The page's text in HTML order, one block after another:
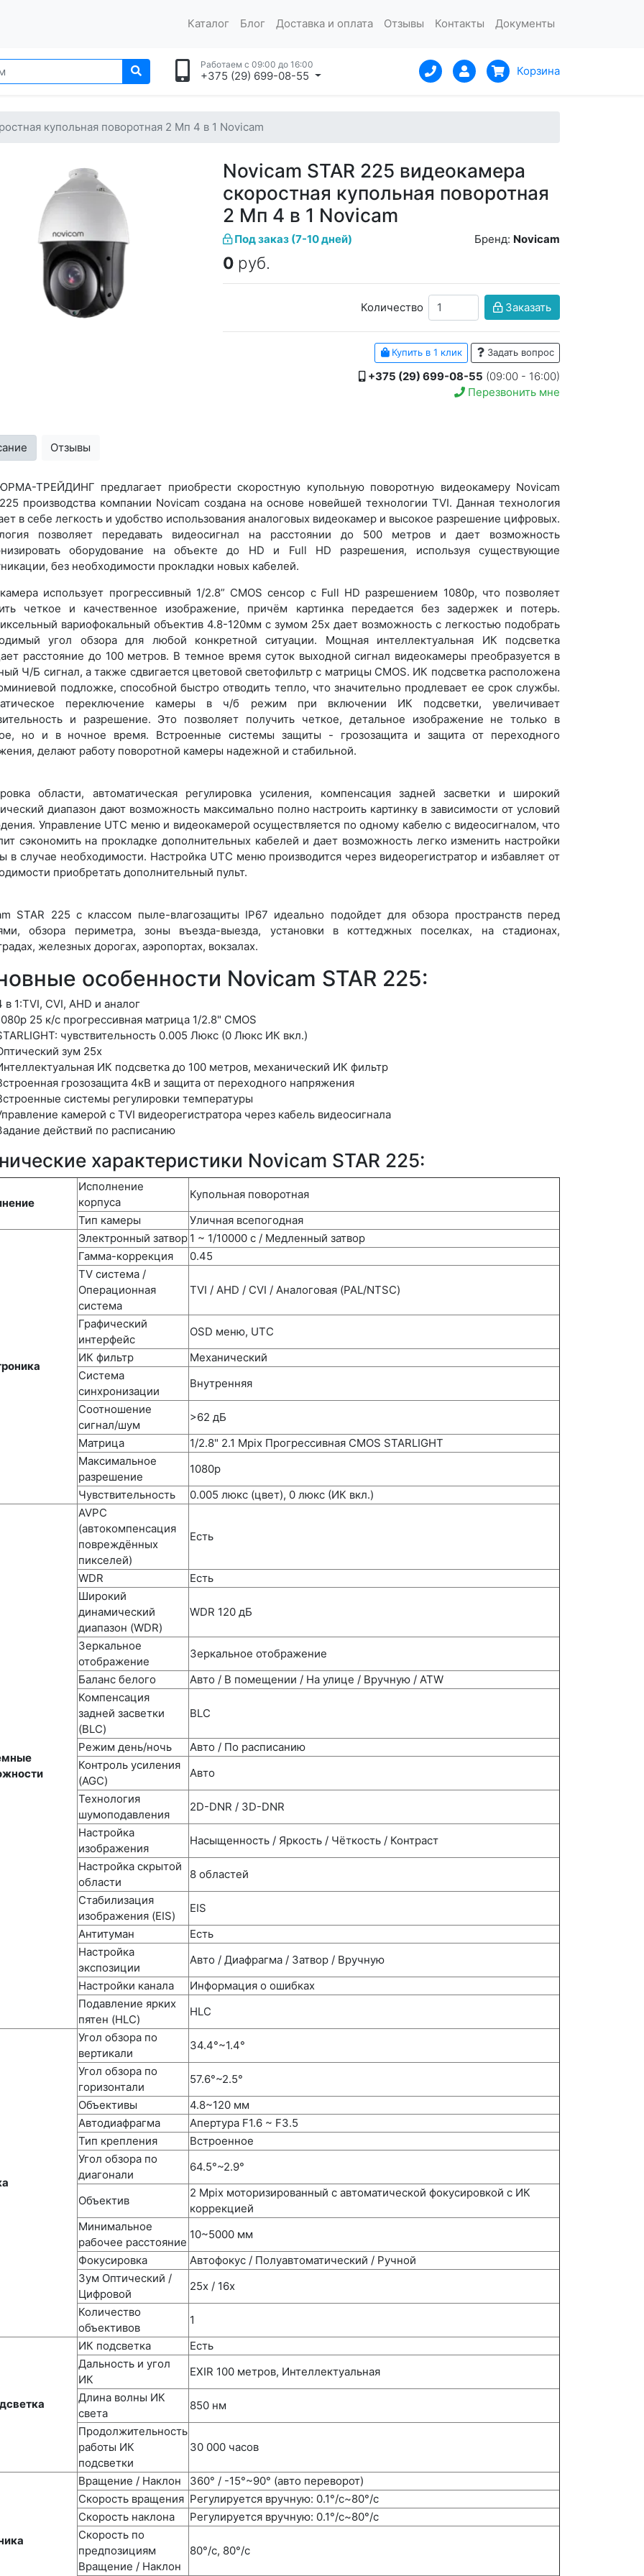
Каталог Блог Доставка и оплата Отзывы Контакты Документы
Работаем с 09:00 до 16:00
+375 (29) 699-08-55 Корзина
купольная поворотная 2 Мп 4 в 1 Novicam
Novicam STAR 225 видеокамера
скоростная купольная поворотная
2 Мп 4 в 1 Novicam
Под заказ (7-10 дней) Бренд: Novicam
0 руб.
Количество Заказать
Купить в 1 клик Задать вопрос
+375 (29) 699-08-55 (09:00 - 16:00)
Перезвонить мне
Отзывы
ТРЕЙДИНГ предлагает приобрести скоростную купольную поворотную видеокамеру Novicam
производства компании Novicam создана на основе новейшей технологии TVI. Данная технология
в себе легкость и удобство использования аналоговых видеокамер и высокое разрешение цифровых.
позволяет передавать видеосигнал на расстоянии до 500 метров и дает возможность
оборудование на объекте до HD и Full HD разрешения, используя существующие
без необходимости прокладки новых кабелей.
использует прогрессивный 1/2.8” CMOS сенсор с Full HD разрешением 1080p, что позволяет
четкое и качественное изображение, причём картинка передается без задержек и потерь.
вариофокальный объектив 4.8-120мм с зумом 25х дает возможность с легкостью подобрать
угол обзора для любой конкретной ситуации. Мощная интеллектуальная ИК подсветка
расстояние до 100 метров. В темное время суток выходной сигнал видеокамеры преобразуется в
Ч/Б сигнал, а также сдвигается цветовой светофильтр с матрицы CMOS. ИК подсветка расположена
подложке, способной быстро отводить тепло, что значительно продлевает ее срок службы.
переключение камеры в ч/б режим при включении ИК подсветки, увеличивает
и разрешение. Это позволяет получить четкое, детальное изображение не только в
но и в ночное время. Встроенные системы защиты - грозозащита и защита от переходного
делают работу поворотной камеры надежной и стабильной.
области, автоматическая регулировка усиления, компенсация задней засветки и широкий
диапазон дают возможность максимально полно настроить картинку в зависимости от условий
Управление UTC меню и видеокамерой осуществляется по одному кабелю с видеосигналом, что
сэкономить на прокладке дополнительных кабелей и дает возможность легко изменить настройки
в случае необходимости. Настройка UTC меню производится через видеорегистратор и избавляет от
приобретать дополнительный пульт.
STAR 225 с классом пыле-влагозащиты IP67 идеально подойдет для обзора пространств перед
обзора периметра, зоны въезда-выезда, установки в коттеджных поселках, на стадионах,
железных дорогах, аэропортах, вокзалах.
особенности Novicam STAR 225:
в 1:TVI, CVI, AHD и аналог
25 к/с прогрессивная матрица 1/2.8" CMOS
чувствительность 0.005 Люкс (0 Люкс ИК вкл.)
зум 25х
ИК подсветка до 100 метров, механический ИК фильтр
грозозащита 4кВ и защита от переходного напряжения
системы регулировки температуры
камерой с TVI видеорегистратора через кабель видеосигнала
действий по расписанию
характеристики Novicam STAR 225:
Исполнение
корпуса
Купольная поворотная
Тип камеры
Уличная всепогодная
Электронный затвор 1 ~ 1/10000 с / Медленный затвор
Гамма-коррекция
0.45
TV система /
Операционная
система
TVI / AHD / CVI / Аналоговая (PAL/NTSC)
Графический
интерфейс
OSD меню, UTC
ИК фильтр
Механический
Система
синхронизации
Внутренняя
Соотношение
сигнал/шум
>62 дБ
Матрица
1/2.8" 2.1 Mpix Прогрессивная CMOS STARLIGHT
Максимальное
разрешение
1080p
Чувствительность
0.005 люкс (цвет), 0 люкс (ИК вкл.)
AVPC
(автокомпенсация
повреждённых
пикселей)
Есть
WDR
Есть
Широкий
динамический
диапазон (WDR)
WDR 120 дБ
Зеркальное
отображение
Зеркальное отображение
Баланс белого
Авто / В помещении / На улице / Вручную / ATW
Компенсация
задней засветки
(BLC)
BLC
Режим день/ночь
Авто / По расписанию
Контроль усиления
(AGC)
Авто
Технология
шумоподавления
2D-DNR / 3D-DNR
Настройка
изображения
Насыщенность / Яркость / Чёткость / Контраст
Настройка скрытой
области
8 областей
Стабилизация
изображения (EIS)
EIS
Антитуман
Есть
Настройка
экспозиции
Авто / Диафрагма / Затвор / Вручную
Настройки канала
Информация о ошибках
Подавление ярких
пятен (HLC)
HLC
Угол обзора по
вертикали
34.4°~1.4°
Угол обзора по
горизонтали
57.6°~2.5°
Объективы
4.8~120 мм
Автодиафрагма
Апертура F1.6 ~ F3.5
Тип крепления
Встроенное
Угол обзора по
диагонали
64.5°~2.9°
Объектив
2 Mpix моторизированный с автоматической фокусировкой с ИК
коррекцией
Минимальное
рабочее расстояние
10~5000 мм
Фокусировка
Автофокус / Полуавтоматический / Ручной
Зум Оптический /
Цифровой
25х / 16x
Количество
объективов
1
ИК подсветка
Есть
Дальность и угол
ИК
EXIR 100 метров, Интеллектуальная
Длина волны ИК
света
850 нм
Продолжительность
работы ИК
подсветки
30 000 часов
Вращение / Наклон
360° / -15°~90° (авто переворот)
Скорость вращения Регулируется вручную: 0.1°/с~80°/с
Скорость наклона
Регулируется вручную: 0.1°/с~80°/с
Скорость по
предпозициям
Вращение / Наклон
80°/с, 80°/с